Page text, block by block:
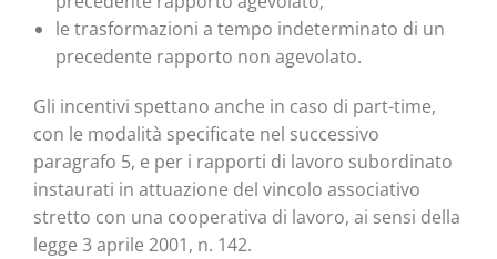
le trasformazioni a tempo indeterminato di un
precedente rapporto non agevolato.
Gli incentivi spettano anche in caso di part-time,
con le modalità specificate nel successivo
paragrafo 5, e per i rapporti di lavoro subordinato
instaurati in attuazione del vincolo associativo
stretto con una cooperativa di lavoro, ai sensi della
legge 3 aprile 2001, n. 142.